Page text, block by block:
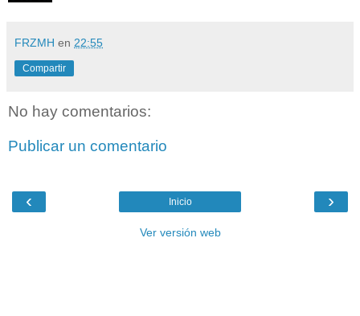
FRZMH en 22:55
Compartir
No hay comentarios:
Publicar un comentario
‹ ›
Inicio
Ver versión web